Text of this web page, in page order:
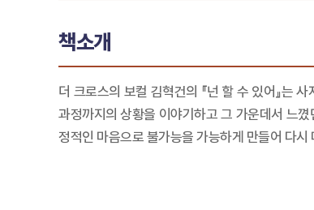
책소개
더 크로스의 보컬 김혁건의 『넌 할 수 있어』는
과정까지의 상황을 이야기하고 그 가운데서 느
정적인 마음으로 불가능을 가능하게 만들어 다